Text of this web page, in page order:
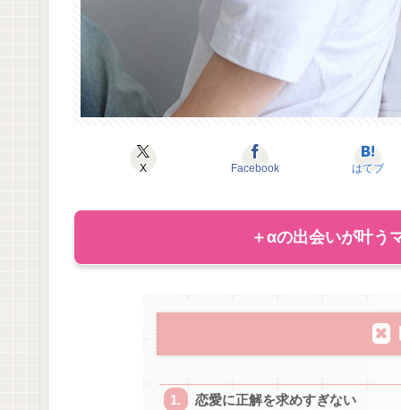
X Facebook はてブ
＋αの出会いが叶う
恋愛に正解を求めすぎない